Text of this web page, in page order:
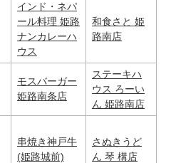
インド・ネパ
ール料理 姫路
ナンカレーハ
ウス
和食さと 姫
路南店
モスバーガー
姫路南条店
ステーキハ
ウス ろーい
ん 姫路南店
串焼き神戸牛
(姫路城前)
さぬきうど
ん 琴 構店